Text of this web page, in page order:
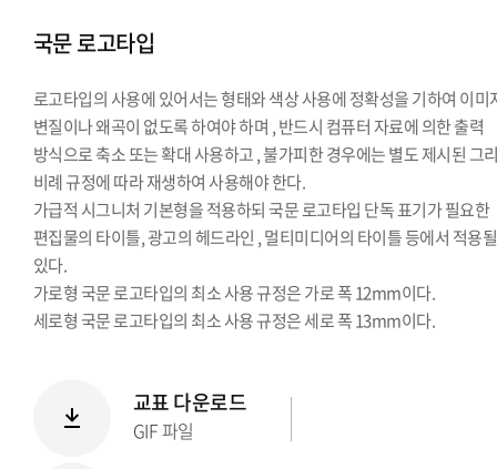
전용서체
PPT템플릿
캐릭터
국문 로고타입
로고타입의 사용에 있어서는 형태와 색상 사용에 정확성을 기하여 이미
변질이나 왜곡이 없도록 하여야 하며 , 반드시 컴퓨터 자료에 의한 출력
방식으로 축소 또는 확대 사용하고 , 불가피한 경우에는 별도 제시된 그
비례 규정에 따라 재생하여 사용해야 한다.
가급적 시그니처 기본형을 적용하되 국문 로고타입 단독 표기가 필요한
편집물의 타이틀, 광고의 헤드라인 , 멀티미디어의 타이틀 등에서 적용
있다.
가로형 국문 로고타입의 최소 사용 규정은 가로 폭 12mm이다.
세로형 국문 로고타입의 최소 사용 규정은 세로 폭 13mm이다.
교표 다운로드
GIF 파일